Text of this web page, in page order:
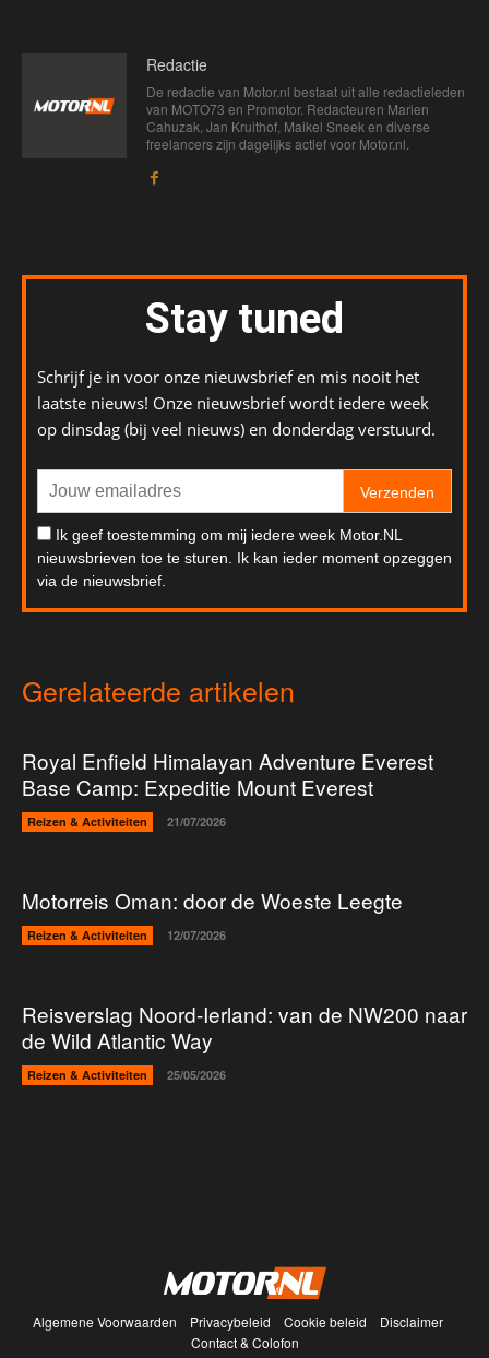
Redactie
De redactie van Motor.nl bestaat uit alle redactieleden
van MOTO73 en Promotor. Redacteuren Marien
Cahuzak, Jan Kruithof, Maikel Sneek en diverse
freelancers zijn dagelijks actief voor Motor.nl.
Stay tuned
Schrijf je in voor onze nieuwsbrief en mis nooit het
laatste nieuws! Onze nieuwsbrief wordt iedere week
op dinsdag (bij veel nieuws) en donderdag verstuurd.
Verzenden
Ik geef toestemming om mij iedere week Motor.NL
nieuwsbrieven toe te sturen. Ik kan ieder moment opzeggen
via de nieuwsbrief.
Gerelateerde artikelen
Royal Enfield Himalayan Adventure Everest
Base Camp: Expeditie Mount Everest
Reizen & Activiteiten 21/07/2026
Motorreis Oman: door de Woeste Leegte
Reizen & Activiteiten 12/07/2026
Reisverslag Noord-Ierland: van de NW200 naar
de Wild Atlantic Way
Reizen & Activiteiten 25/05/2026
Algemene Voorwaarden Privacybeleid Cookie beleid
Disclaimer
Contact & Colofon